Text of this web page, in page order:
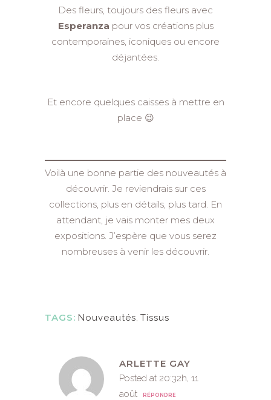
Des fleurs, toujours des fleurs avec
Esperanza pour vos créations plus
contemporaines, iconiques ou encore
déjantées.
Et encore quelques caisses à mettre en
place 😉
Voilà une bonne partie des nouveautés à
découvrir. Je reviendrais sur ces
collections, plus en détails, plus tard. En
attendant, je vais monter mes deux
expositions. J’espère que vous serez
nombreuses à venir les découvrir.
TAGS: Nouveautés, Tissus
ARLETTE GAY
Posted at 20:32h, 11
août
RÉPONDRE